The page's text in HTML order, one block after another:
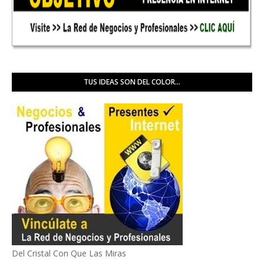
TUS IDEAS SON DEL COLOR...
Del Cristal Con Que Las Miras